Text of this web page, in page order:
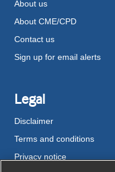
About us
About CME/CPD
Contact us
Sign up for email alerts
Legal
Disclaimer
Terms and conditions
Privacy notice